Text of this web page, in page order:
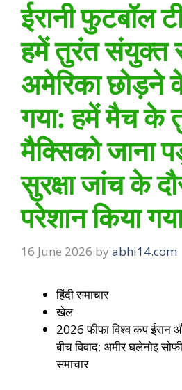
ईरानी फुटबॉल
हमें तुरंत संयुक्त
अमेरिका छोड़ने
गया: हमें मैच के
मैक्सिको जाना
सुरक्षा जांच के
परेशान किया
16 June 2026 by abhi14.com
हिंदी समाचार
खेल
2026 फीफा विश्व कप ईरान
बीच विवाद; अमीर घलेनोइ
समाचार